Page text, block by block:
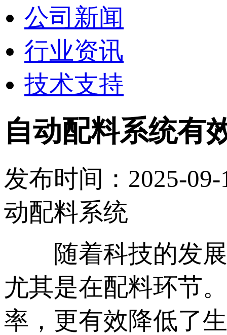
公司新闻
行业资讯
技术支持
自动配料系统有
发布时间：2025-09-
动配料系统
随着科技的发展
尤其是在配料环节
率，更有效降低了